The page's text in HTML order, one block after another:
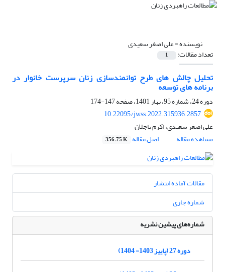
نویسنده =علی اصغر سعیدی
تعداد مقالات: 1
تحلیل چالش های طرح توانمندسازی زنان سرپرست خانوار در
برنامه های توسعه
دوره 24، شماره 95، بهار 1401، صفحه
147-174
10.22095/jwss.2022.315936.2857
علی اصغر سعیدی، اکرم باجلان
مشاهده مقاله
اصل مقاله 356.75 K
مقالات آماده انتشار
شماره جاری
شماره‌های پیشین نشریه
دوره 27 (پاییز 1403- 1404)